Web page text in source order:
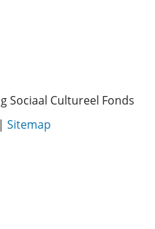
Sociaal Cultureel Fonds
Sitemap